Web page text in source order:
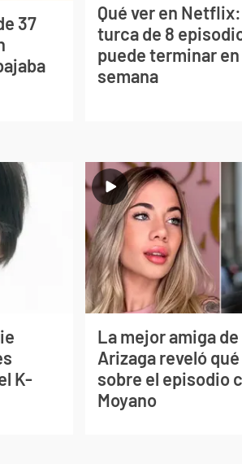
37
Qué ver en
turca de 8
puede terminar
semana
K-
La mejor amiga de
Arizaga reveló
sobre el episodio
Moyano